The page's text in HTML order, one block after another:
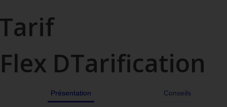
Flex DTarification
Présentation Conseils